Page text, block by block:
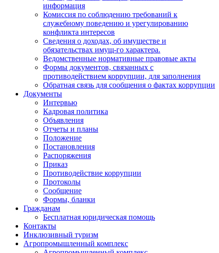
информация
Комиссия по соблюдению требований к
служебному поведению и урегулированию
конфликта интересов
Сведения о доходах, об имуществе и
обязательствах имущ-го характера.
Ведомственные нормативные правовые акты
Формы документов, связанных с
противодействием коррупции, для заполнения
Обратная связь для сообщения о фактах коррупции
Документы
Интервью
Кадровая политика
Объявления
Отчеты и планы
Положение
Постановления
Распоряжения
Приказ
Противодействие коррупции
Протоколы
Сообщение
Формы, бланки
Гражданам
Бесплатная юридическая помощь
Контакты
Инклюзивный туризм
Агропромышленный комплекс